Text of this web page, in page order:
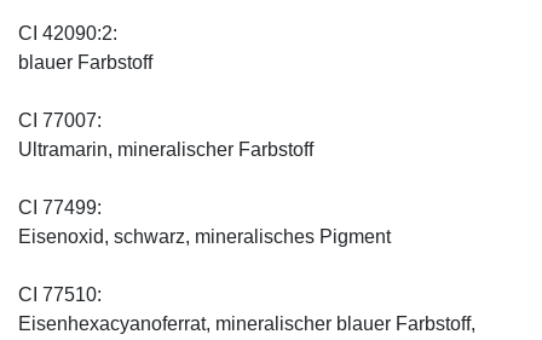
CI 42090:2:
blauer Farbstoff
CI 77007:
Ultramarin, mineralischer Farbstoff
CI 77499:
Eisenoxid, schwarz, mineralisches Pigment
CI 77510:
Eisenhexacyanoferrat, mineralischer blauer Farbstoff,